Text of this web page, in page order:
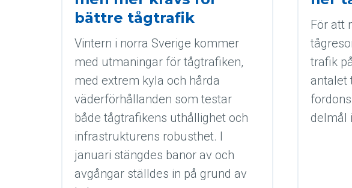
bättre tågtrafik
Vintern i norra Sverige kommer
med utmaningar för tågtrafiken,
med extrem kyla och hårda
väderförhållanden som testar
både tågtrafikens uthållighet och
infrastrukturens robusthet. I
januari stängdes banor av och
avgångar ställdes in på grund av
För att
trafik
antalet
delmål